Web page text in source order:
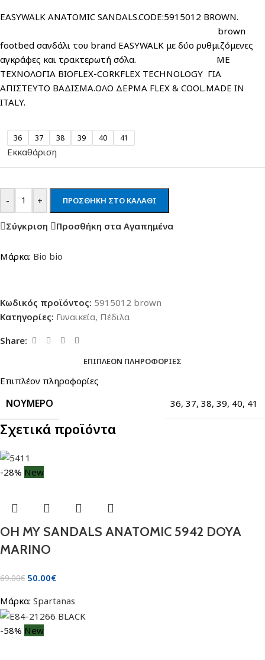
EASYWALK ANATOMIC SANDALS.CODE:5915012 BROWN.
brown
footbed σανδάλι του brand EASYWALK με δύο ρυθμιζόμενες
αγκράφες και τρακτερωτή σόλα. ΜΕ
ΤΕΧΝΟΛΟΓΙΑ BIOFLEΧ-CORKFLEX TECHNOLOGY ΓΙΑ
ΑΠΙΣΤΕΥΤΟ ΒΑΔΙΣΜΑ.ΟΛΟ ΔΕΡΜΑ FLEX & COOL.MADE IN
ITALY.
36 37 38 39 40 41
Εκκαθάριση
- + ΠΡΟΣΘΉΚΗ ΣΤΟ ΚΑΛΆΘΙ
Σύγκριση Προσθήκη στα Αγαπημένα
Μάρκα: Bio bio
Κωδικός προϊόντος: 5915012 brown
Κατηγορίες: Γυναικεία, Πέδιλα
Share:
ΕΠΙΠΛΈΟΝ ΠΛΗΡΟΦΟΡΊΕΣ
Επιπλέον πληροφορίες
ΝΟΎΜΕΡΟ 36, 37, 38, 39, 40, 41
Σχετικά προϊόντα
-28% New
OH MY SANDALS ANATOMIC 5942 DOYA
MARINO
69.00€ 50.00€
Μάρκα: Spartanas
-58% New